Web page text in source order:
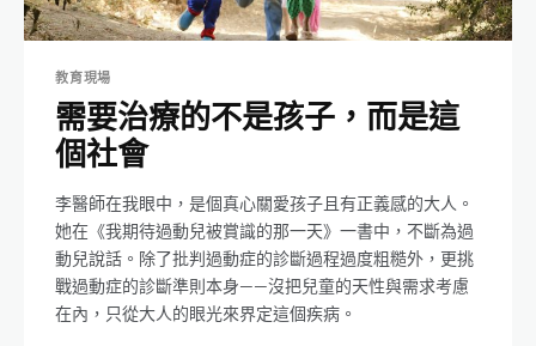
教育現場
需要治療的不是孩子，而是這
個社會
李醫師在我眼中，是個真心關愛孩子且有正義感的大人。
她在《我期待過動兒被賞識的那一天》一書中，不斷為過
動兒說話。除了批判過動症的診斷過程過度粗糙外，更挑
戰過動症的診斷準則本身——沒把兒童的天性與需求考慮
在內，只從大人的眼光來界定這個疾病。